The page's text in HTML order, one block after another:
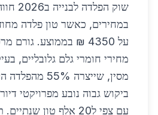
במחירים, כאשר טון פלדה
על 4350 ₪ בממוצע. גורם
מחירי חומרי גלם גלובליים,
מסין, שייצרה
ביקוש גבוה נובע מפרויקטי
עם צפי ל20 אלף טון